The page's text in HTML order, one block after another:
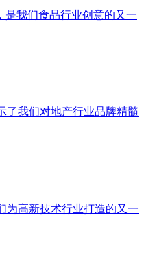
是我们食品行业创意的又一
了我们对地产行业品牌精髓
为高新技术行业打造的又一